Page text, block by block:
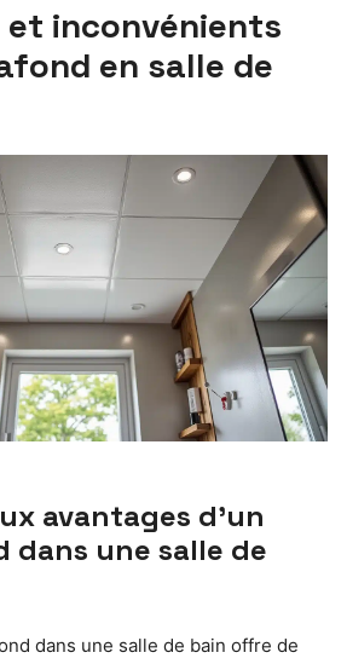
inconvénients
en salle de
avantages d’un
dans une salle de
dans une salle de bain offre de